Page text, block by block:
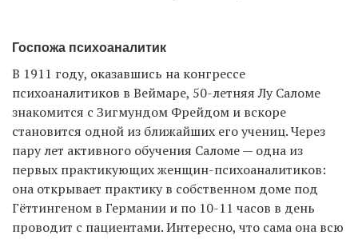
Госпожа психоаналитик
В 1911 году, оказавшись на конгрессе
психоаналитиков в Веймаре, 50-летняя Лу Саломе
знакомится с Зигмундом Фрейдом и вскоре
становится одной из ближайших его учениц. Через
пару лет активного обучения Саломе — одна из
первых практикующих женщин-психоаналитиков:
она открывает практику в собственном доме под
Гёттингеном в Германии и по 10-11 часов в день
проводит с пациентами. Интересно, что сама она всю